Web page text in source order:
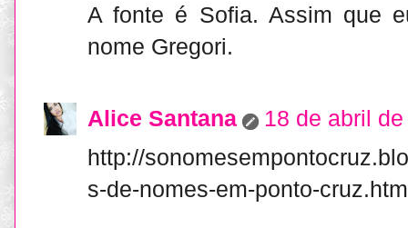
A fonte é Sofia. Assim que
nome Gregori.
Alice Santana
18 de abril
http://
s-de-nomes-em-ponto-